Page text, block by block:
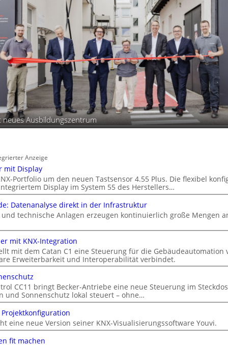
Ausbildungszentrum
Anzeige
mit Display
Portfolio um den neuen Tastsensor 4.55 Plus. Die flexibel
Display im System 55 des Herstellers…
Datenanalyse direkt in der Infrastruktur
technische Anlagen erzeugen kontinuierlich große Mengen
mit KNX-Integration
mit dem Catan C1 eine Steuerung für die Gebäudeautomation
Erweiterbarkeit und Interoperabilität verbindet.
CC11 bringt Becker-Antriebe eine neue Steuerung im
und Sonnenschutz lokal steuert – ohne…
eine neue Version seiner KNX-Visualisierungssoftware Youvi.
fit machen